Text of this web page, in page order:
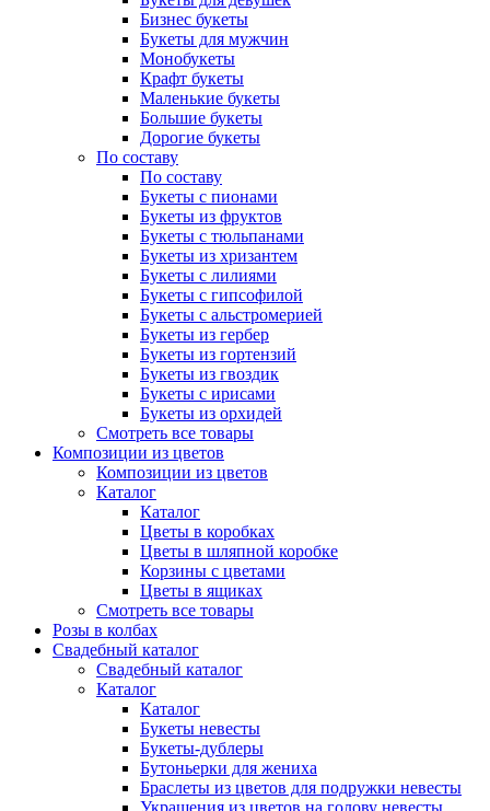
Бизнес букеты
Букеты для мужчин
Монобукеты
Крафт букеты
Маленькие букеты
Большие букеты
Дорогие букеты
По составу
По составу
Букеты с пионами
Букеты из фруктов
Букеты с тюльпанами
Букеты из хризантем
Букеты с лилиями
Букеты с гипсофилой
Букеты с альстромерией
Букеты из гербер
Букеты из гортензий
Букеты из гвоздик
Букеты с ирисами
Букеты из орхидей
Смотреть все товары
Композиции из цветов
Композиции из цветов
Каталог
Каталог
Цветы в коробках
Цветы в шляпной коробке
Корзины с цветами
Цветы в ящиках
Смотреть все товары
Розы в колбах
Свадебный каталог
Свадебный каталог
Каталог
Каталог
Букеты невесты
Букеты-дублеры
Бутоньерки для жениха
Браслеты из цветов для подружки невесты